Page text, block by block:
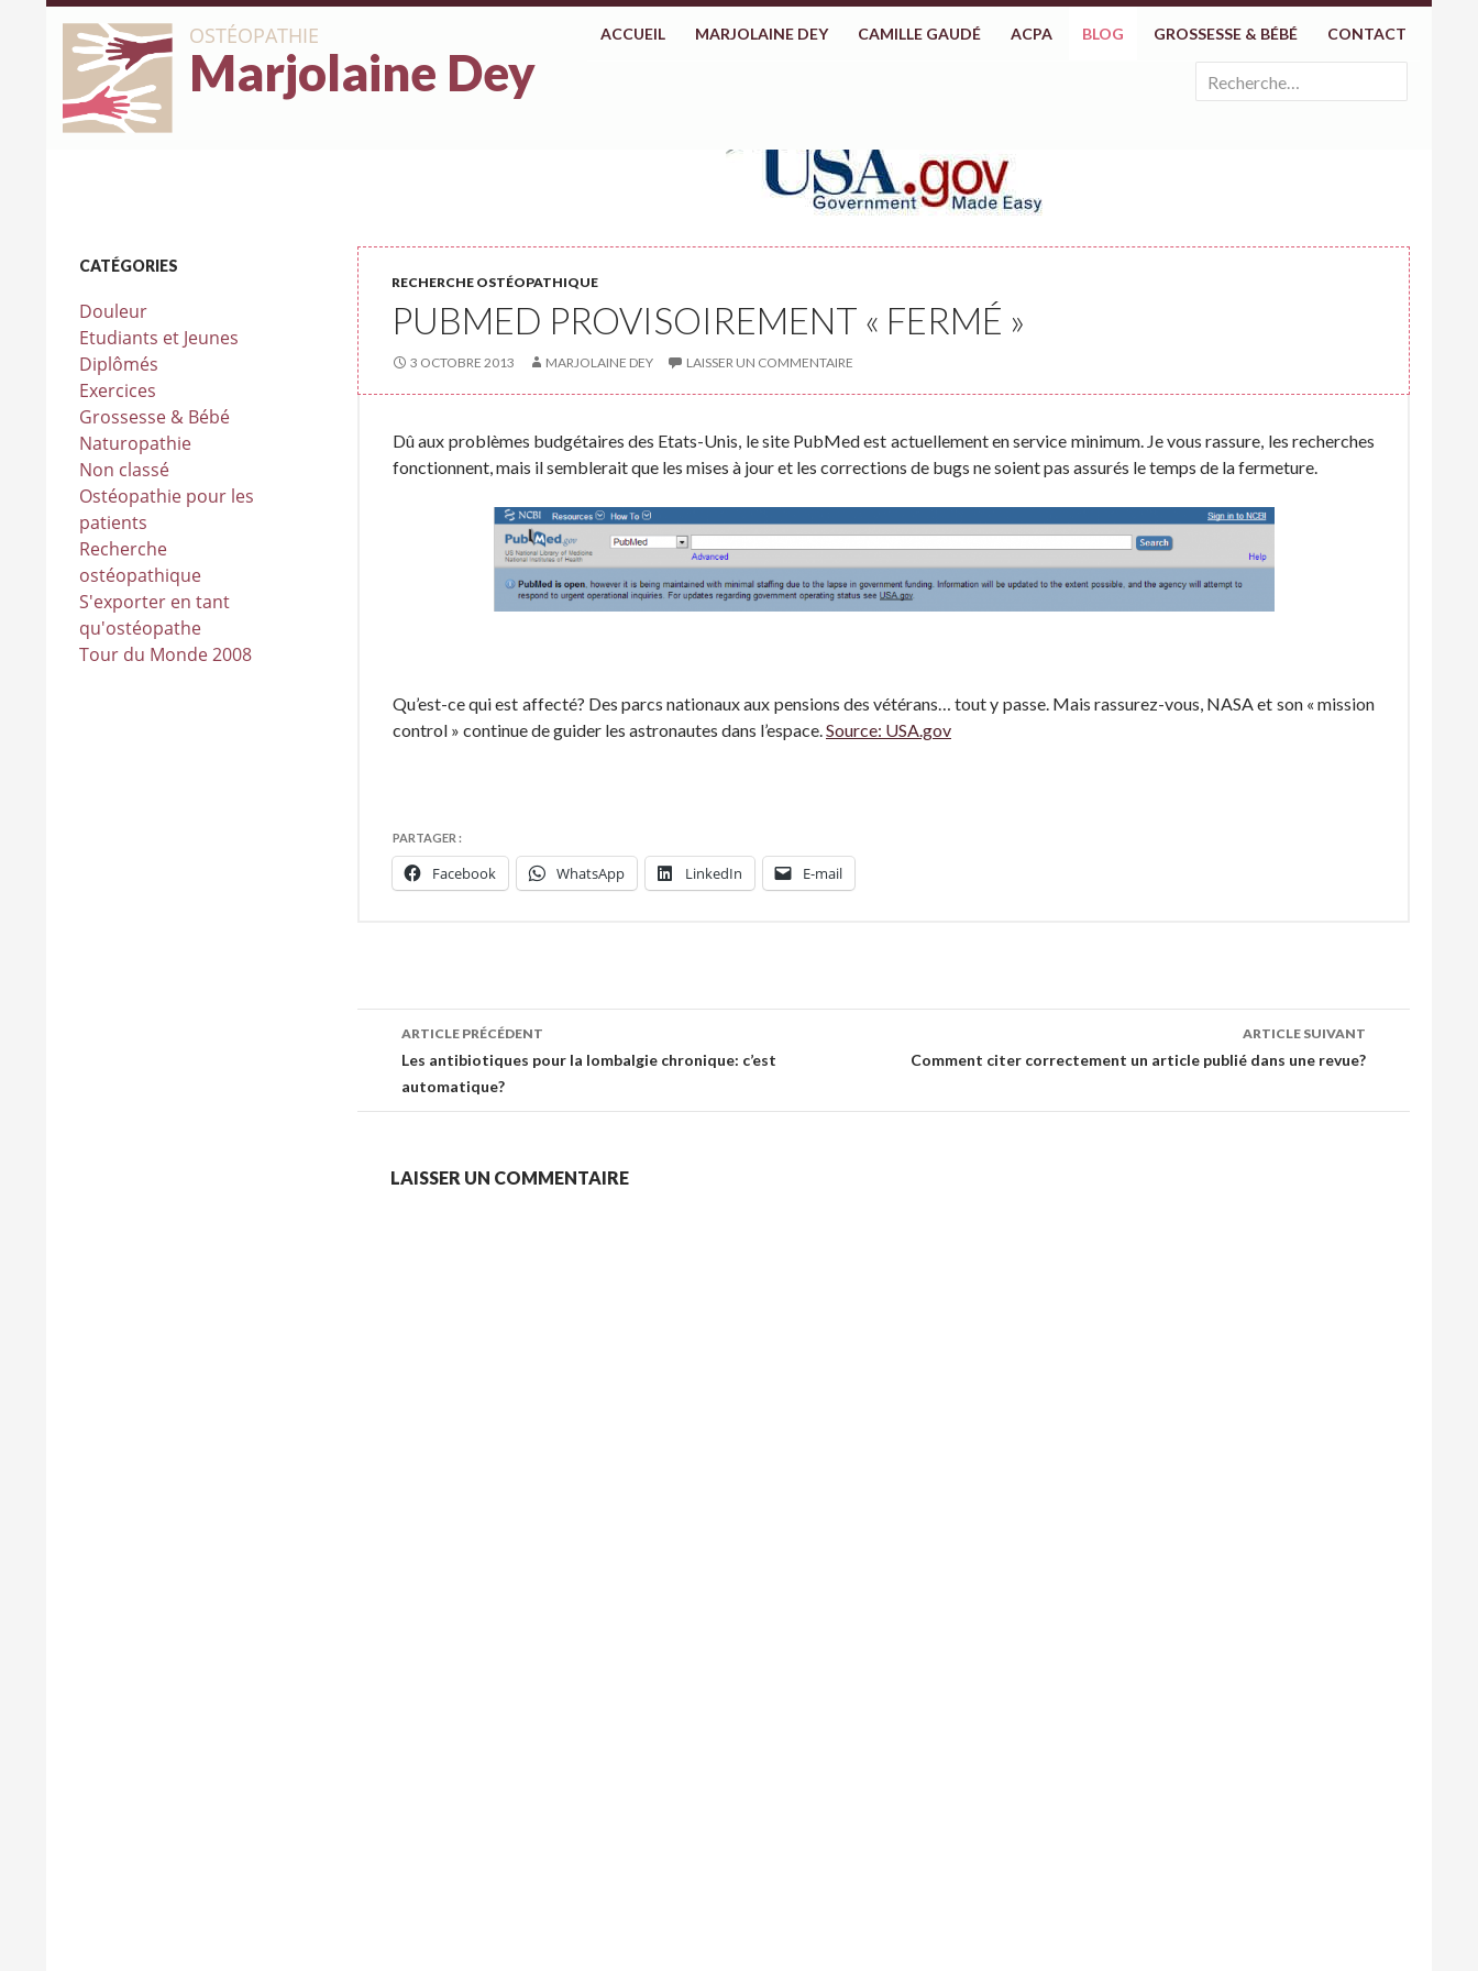
OSTÉOPATHIE
Marjolaine Dey
ACCUEIL
MARJOLAINE DEY CAMILLE GAUDÉ ACPA BLOG GROSSESSE & BÉBÉ CONTACT
Rechercher :
RECHERCHE OSTÉOPATHIQUE
PUBMED PROVISOIREMENT « FERMÉ »
3 OCTOBRE 2013 MARJOLAINE DEY LAISSER UN COMMENTAIRE
Dû aux problèmes budgétaires des Etats-Unis, le site PubMed est actuellement en service minimum. Je vous rassure, les recherches
fonctionnent, mais il semblerait que les mises à jour et les corrections de bugs ne soient pas assurés le temps de la fermeture.
Qu’est-ce qui est affecté? Des parcs nationaux aux pensions des vétérans… tout y passe. Mais rassurez-vous, NASA et son « mission
control » continue de guider les astronautes dans l’espace.Source: USA.gov
PARTAGER :
Facebook WhatsApp LinkedIn E-mail
Navigation
des
articles
ARTICLE PRÉCÉDENT
Les antibiotiques pour la lombalgie chronique: c’est
automatique?
ARTICLE SUIVANT
Comment citer correctement un article publié dans une revue?
LAISSER UN COMMENTAIRE
CATÉGORIES
Douleur
Etudiants et Jeunes
Diplômés
Exercices
Grossesse & Bébé
Naturopathie
Non classé
Ostéopathie pour les
patients
Recherche
ostéopathique
S'exporter en tant
qu'ostéopathe
Tour du Monde 2008